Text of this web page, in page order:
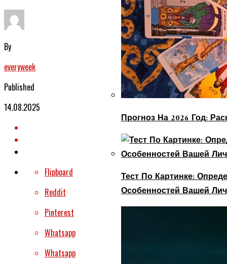
Прогноз На 2026 Год:
Тест По Картинке:
Особенностей Вашей
By
everyweek
Published
14.08.2025
Flipboard
Reddit
Pinterest
Whatsapp
Whatsapp